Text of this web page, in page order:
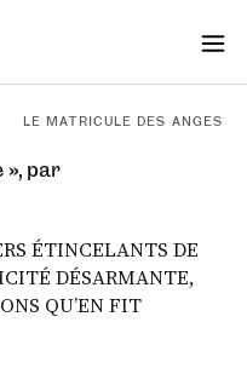
», par
LE MATRICULE DES ANGES
ÉTINCELANTS DE
DÉSARMANTE,
QU’EN FIT